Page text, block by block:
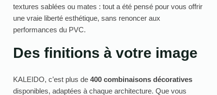
textures sablées ou mates : tout a été pensé pour vous offrir
une vraie liberté esthétique, sans renoncer aux
performances du PVC.
Des finitions à votre image
KALEIDO, c’est plus de 400 combinaisons décoratives
disponibles, adaptées à chaque architecture. Que vous